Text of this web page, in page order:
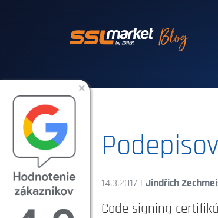
14.3.2017 | Jindřich
Code signing
×